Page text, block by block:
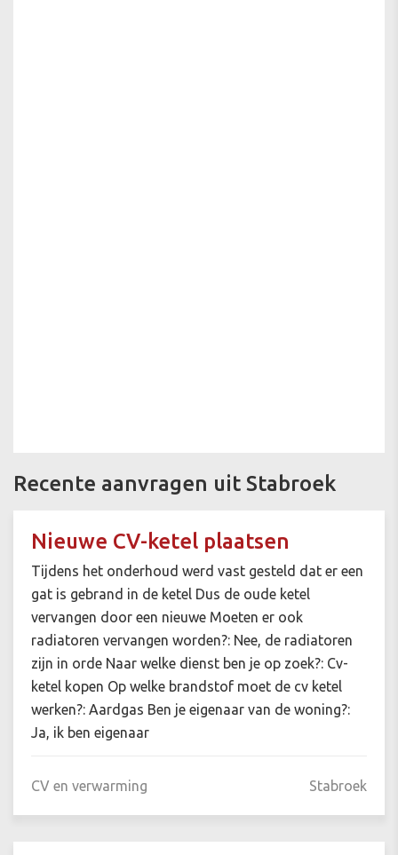
Recente aanvragen uit Stabroek
Nieuwe CV-ketel plaatsen
Tijdens het onderhoud werd vast gesteld dat er een
gat is gebrand in de ketel Dus de oude ketel
vervangen door een nieuwe Moeten er ook
radiatoren vervangen worden?: Nee, de radiatoren
zijn in orde Naar welke dienst ben je op zoek?: Cv-
ketel kopen Op welke brandstof moet de cv ketel
werken?: Aardgas Ben je eigenaar van de woning?:
Ja, ik ben eigenaar
CV en verwarming Stabroek